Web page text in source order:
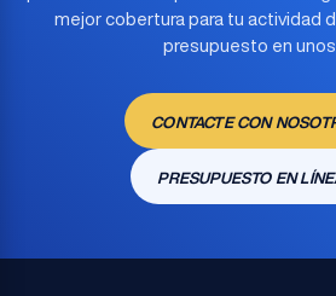
mejor cobertura para tu actividad
presupuesto en unos
CONTACTE CON
PRESUPUESTO EN